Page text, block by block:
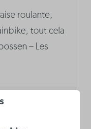
roulante,
tout cela
– Les